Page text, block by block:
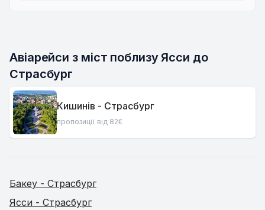
Авіарейси з міст поблизу Ясси до
Страсбург
Кишинів - Страсбург
пропозиції від 82€
Бакеу - Страсбург
Ясси - Страсбург